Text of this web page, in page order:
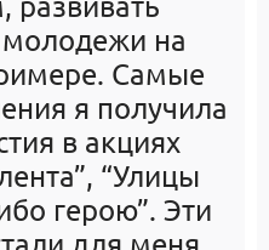
молодежи на
Самые
я получила
в акциях
“Улицы
герою”. Эти